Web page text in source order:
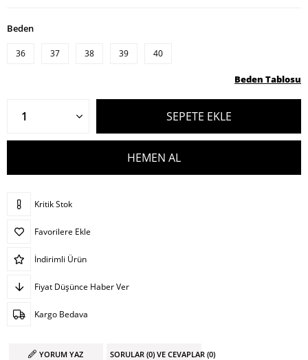
Beden
36 37 38 39 40
Beden Tablosu
Kritik Stok
Favorilere Ekle
İndirimli Ürün
Fiyat Düşünce Haber Ver
Kargo Bedava
YORUM YAZ SORULAR (0) VE CEVAPLAR (0)